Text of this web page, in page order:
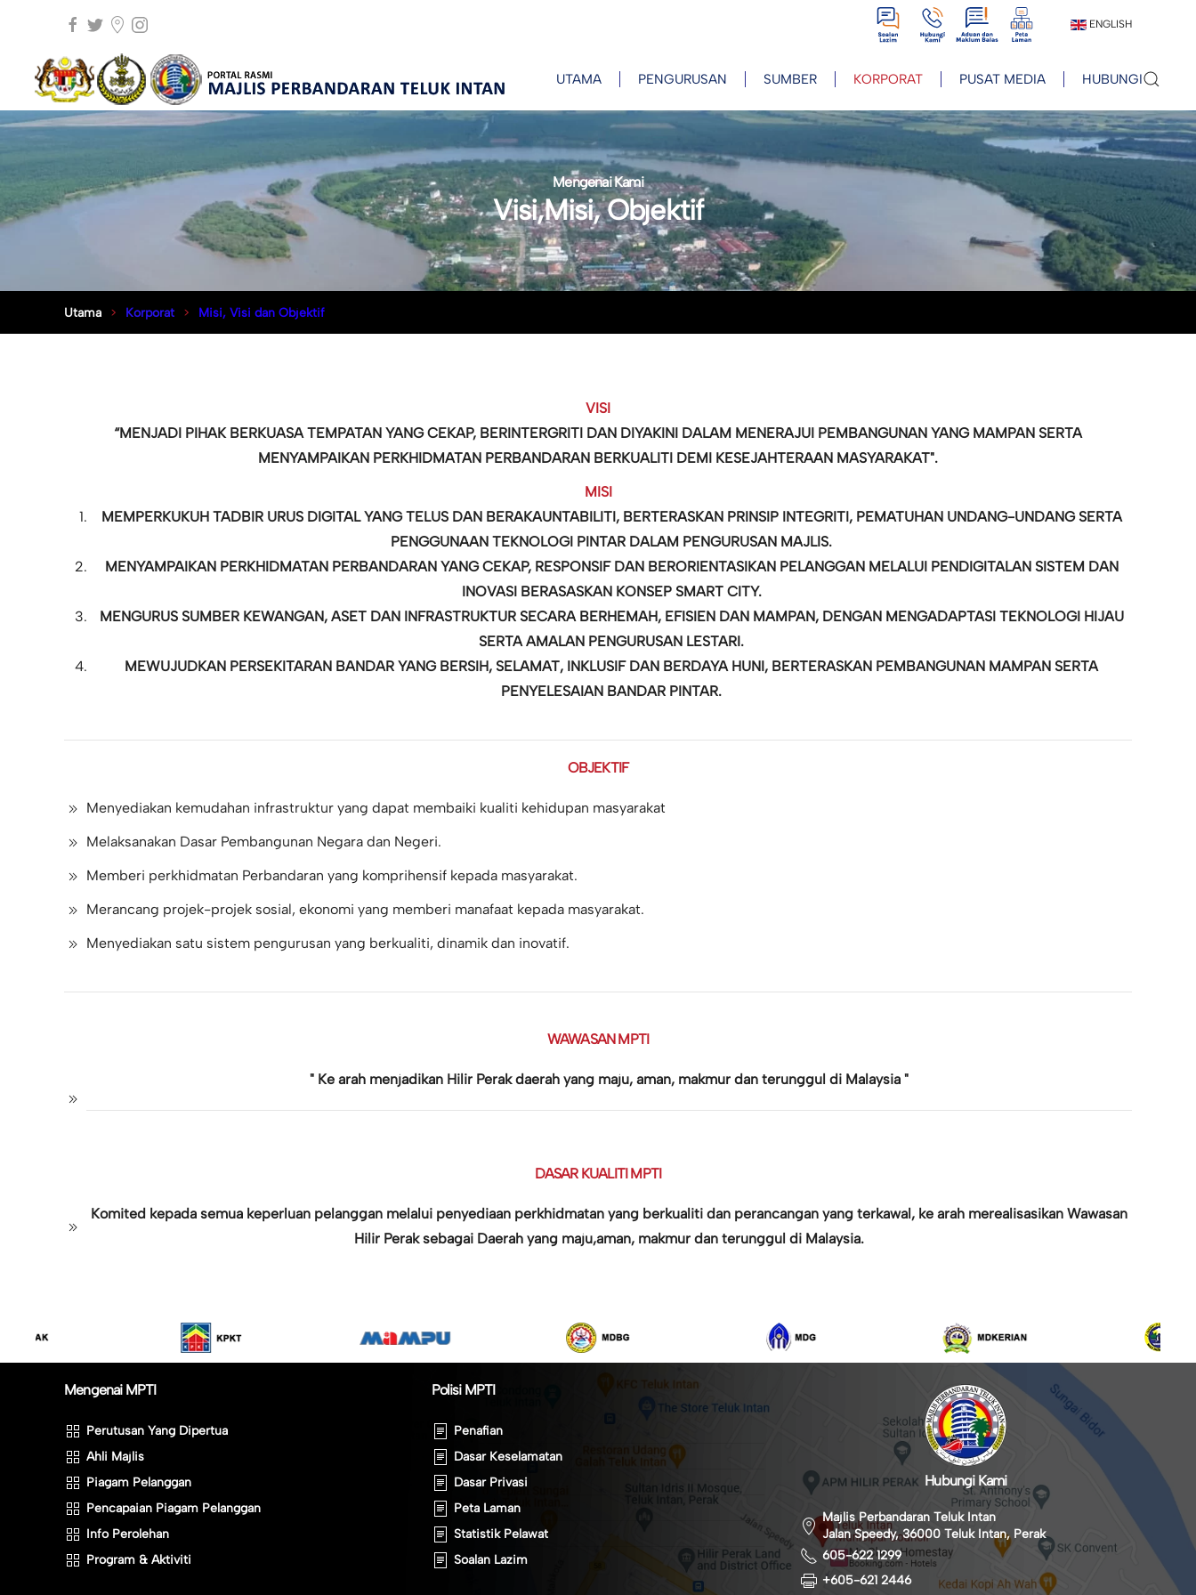
View View View View ENGLISH
UTAMA PENGURUSAN SUMBER KORPORAT PUSAT MEDIA HUBUNGI
Mengenai Kami
Visi,Misi, Objektif
Utama Korporat Misi, Visi dan Objektif
VISI
“MENJADI PIHAK BERKUASA TEMPATAN YANG CEKAP, BERINTERGRITI DAN DIYAKINI DALAM MENERAJUI PEMBANGUNAN YANG MAMPAN SERTA
MENYAMPAIKAN PERKHIDMATAN PERBANDARAN BERKUALITI DEMI KESEJAHTERAAN MASYARAKAT".
MISI
MEMPERKUKUH TADBIR URUS DIGITAL YANG TELUS DAN BERAKAUNTABILITI, BERTERASKAN PRINSIP INTEGRITI, PEMATUHAN UNDANG-UNDANG SERTA
PENGGUNAAN TEKNOLOGI PINTAR DALAM PENGURUSAN MAJLIS.
MENYAMPAIKAN PERKHIDMATAN PERBANDARAN YANG CEKAP, RESPONSIF DAN BERORIENTASIKAN PELANGGAN MELALUI PENDIGITALAN SISTEM DAN
INOVASI BERASASKAN KONSEP SMART CITY.
MENGURUS SUMBER KEWANGAN, ASET DAN INFRASTRUKTUR SECARA BERHEMAH, EFISIEN DAN MAMPAN, DENGAN MENGADAPTASI TEKNOLOGI HIJAU
SERTA AMALAN PENGURUSAN LESTARI.
MEWUJUDKAN PERSEKITARAN BANDAR YANG BERSIH, SELAMAT, INKLUSIF DAN BERDAYA HUNI, BERTERASKAN PEMBANGUNAN MAMPAN SERTA
PENYELESAIAN BANDAR PINTAR.
OBJEKTIF
Menyediakan kemudahan infrastruktur yang dapat membaiki kualiti kehidupan masyarakat
Melaksanakan Dasar Pembangunan Negara dan Negeri.
Memberi perkhidmatan Perbandaran yang komprihensif kepada masyarakat.
Merancang projek-projek sosial, ekonomi yang memberi manafaat kepada masyarakat.
Menyediakan satu sistem pengurusan yang berkualiti, dinamik dan inovatif.
WAWASAN MPTI
" Ke arah menjadikan Hilir Perak daerah yang maju, aman, makmur dan terunggul di Malaysia "
DASAR KUALITI MPTI
Komited kepada semua keperluan pelanggan melalui penyediaan perkhidmatan yang berkualiti dan perancangan yang terkawal, ke arah merealisasikan Wawasan
Hilir Perak sebagai Daerah yang maju,aman, makmur dan terunggul di Malaysia.
Mengenai MPTI
Perutusan Yang Dipertua
Ahli Majlis
Piagam Pelanggan
Pencapaian Piagam Pelanggan
Info Perolehan
Program & Aktiviti
Polisi MPTI
Penafian
Dasar Keselamatan
Dasar Privasi
Peta Laman
Statistik Pelawat
Soalan Lazim
Hubungi Kami
Majlis Perbandaran Teluk Intan
Jalan Speedy, 36000 Teluk Intan, Perak
605-622 1299
+605-621 2446